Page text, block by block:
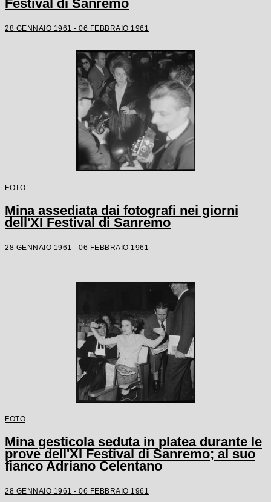
Festival di Sanremo
28 GENNAIO 1961 - 06 FEBBRAIO 1961
FOTO
Mina assediata dai fotografi nei giorni
dell'XI Festival di Sanremo
28 GENNAIO 1961 - 06 FEBBRAIO 1961
FOTO
Mina gesticola seduta in platea durante le
prove dell'XI Festival di Sanremo; al suo
fianco Adriano Celentano
28 GENNAIO 1961 - 06 FEBBRAIO 1961